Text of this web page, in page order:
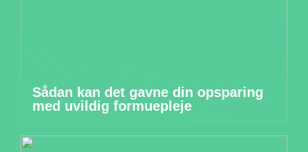
Sådan kan det gavne din opsparing
med uvildig formuepleje